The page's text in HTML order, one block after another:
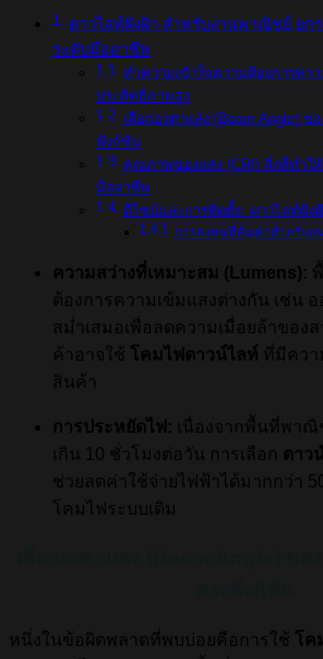
ดาวไลท์ฝังฝ้า สำหรับงานพาณิชย์ ยก
ระดับมืออาชีพ
ทำความเข้าใจความต้องการคว
ประสิทธิภาพสูง
เลือกองศาแสง (Beam Angle) ข
ฟังก์ชัน
คุณภาพของแสง (CRI) สิ่งที่ทำใ
มืออาชีพ
ดีไซน์และการติดตั้ง: ดาวไลท์ฝั
การลงทุนที่คุ้มค่าสำหรับอ
ความสว่างที่เหมาะสม (Lumens):
ต้องการความเข้มแสงต่างกัน เช่น
สม่ำเสมอเพื่อลดความเมื่อยล้าของ
ค้าอาจใช้ โคมไฟดาวน์ไลท์ ที่มีควา
สินค้า
การประหยัดไฟ:
เนื่องจากพื้นที่พาณิ
เกิน 10 ชั่วโมงต่อวัน การเลือก ดาว
ช่วยลดค่าใช้จ่ายไฟฟ้าได้มากกว่า
โคมไฟระบบเดิม
หนึ่งในข้อผิดพลาดที่พบบ่อยคือการใช้ โค